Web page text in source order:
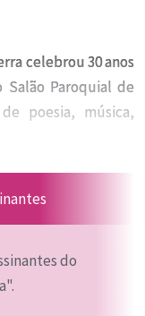
celebrou 30 anos
Paroquial de
poesia, música,
do